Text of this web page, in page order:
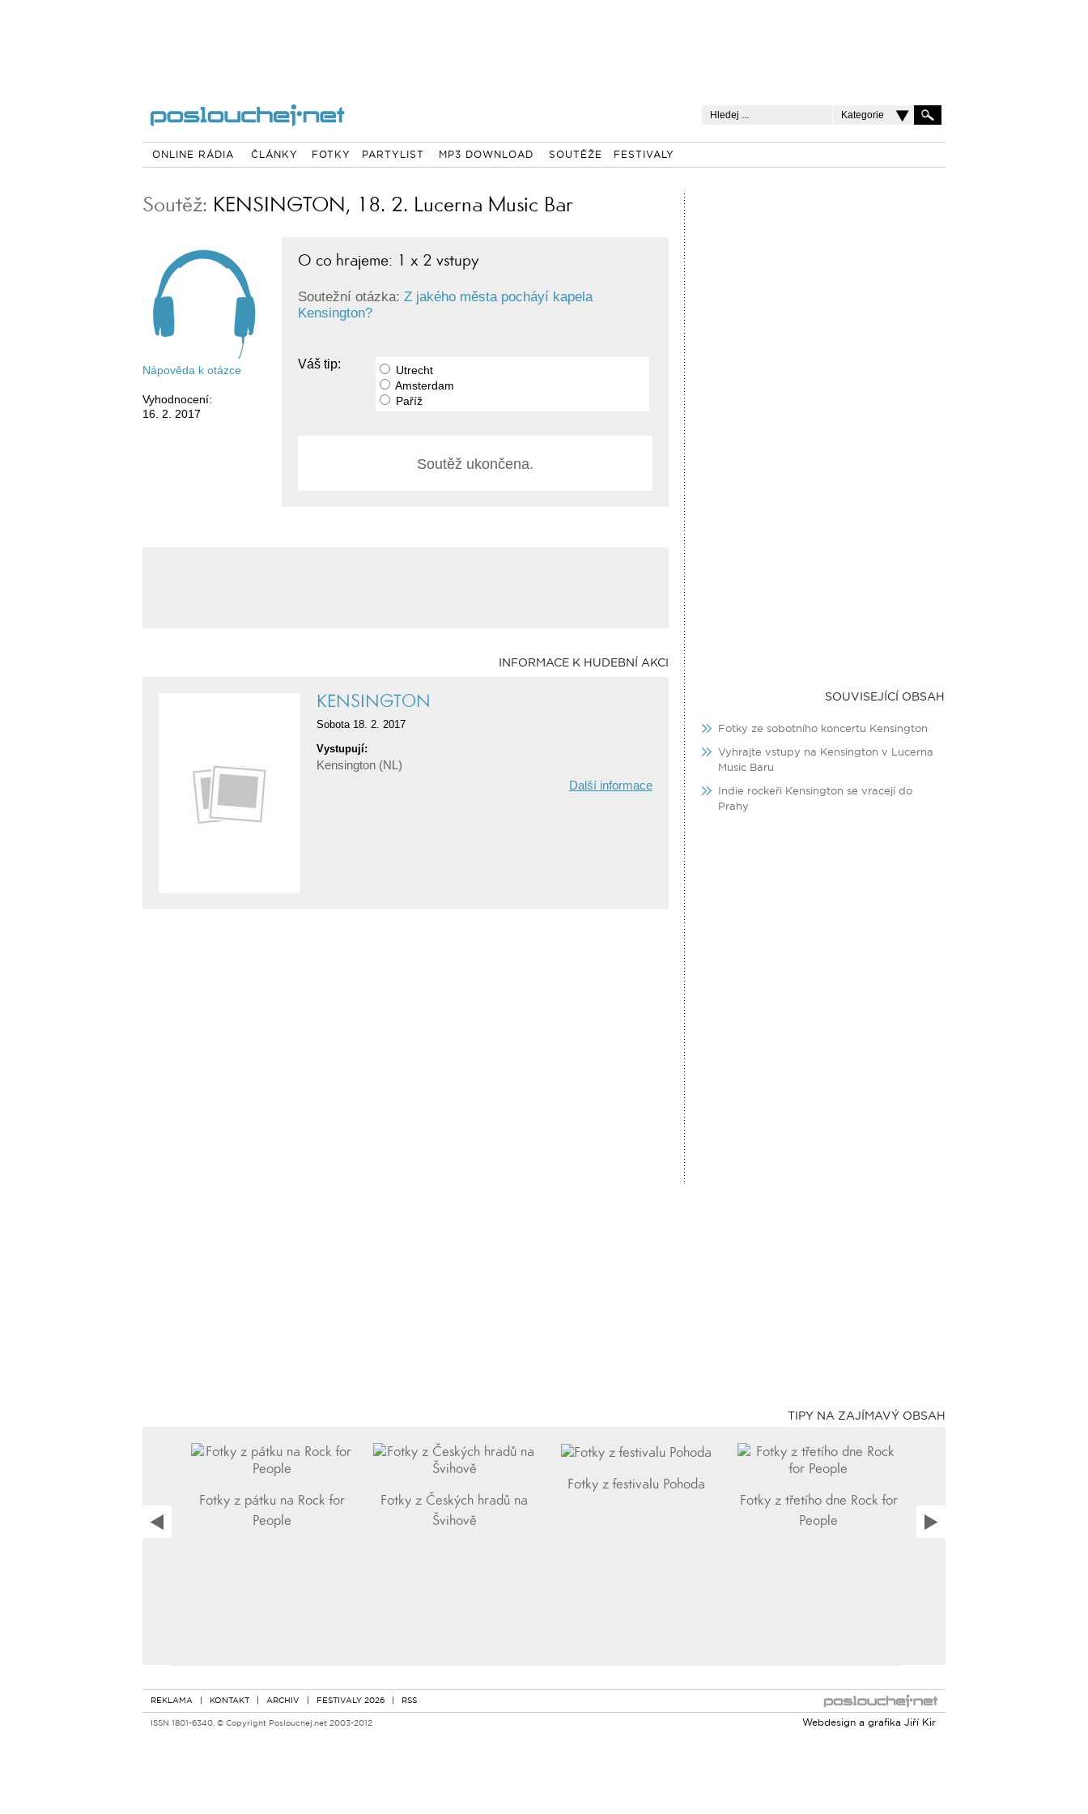
Kategorie
ONLINE RÁDIA ČLÁNKY FOTKY PARTYLIST MP3 DOWNLOAD SOUTĚŽE FESTIVALY
Soutěž: KENSINGTON, 18. 2. Lucerna Music Bar
Nápověda k otázce
Vyhodnocení:
16. 2. 2017
O co hrajeme: 1 x 2 vstupy
Soutežní otázka: Z jakého města pocháyí kapela
Kensington?
Váš tip:
Utrecht
Amsterdam
Paříž
Soutěž ukončena.
INFORMACE K HUDEBNÍ AKCI
KENSINGTON
Sobota 18. 2. 2017
Vystupují:
Kensington (NL)
Další informace
SOUVISEJÍCÍ OBSAH
Fotky ze sobotního koncertu Kensington
Vyhrajte vstupy na Kensington v Lucerna
Music Baru
Indie rockeři Kensington se vracejí do
Prahy
TIPY NA ZAJÍMAVÝ OBSAH
Fotky z pátku na Rock for
People
Fotky z Českých hradů na
Švihově
Fotky z festivalu Pohoda
Fotky z třetího dne Rock for
People
REKLAMA | KONTAKT | ARCHIV | FESTIVALY 2026 | RSS
ISSN 1801-6340, © Copyright Poslouchej.net 2003-2012
Webdesign a grafika Jiří Kir